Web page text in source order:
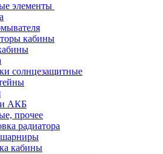
элементы
кабины
солнцезащитные
АКБ
прочее
радиатора
кабины